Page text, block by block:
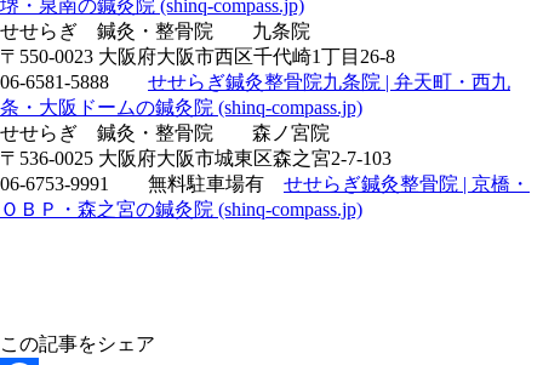
堺・泉南の鍼灸院 (shinq-compass.jp)
せせらぎ 鍼灸・整骨院 九条院
〒550-0023 大阪府大阪市西区千代崎1丁目26-8
06-6581-5888 せせらぎ鍼灸整骨院九条院 | 弁天町・西九
条・大阪ドームの鍼灸院 (shinq-compass.jp)
せせらぎ 鍼灸・整骨院 森ノ宮院
〒536-0025 大阪府大阪市城東区森之宮2-7-103
06-6753-9991 無料駐車場有 せせらぎ鍼灸整骨院 | 京橋・
ＯＢＰ・森之宮の鍼灸院 (shinq-compass.jp)
この記事をシェア